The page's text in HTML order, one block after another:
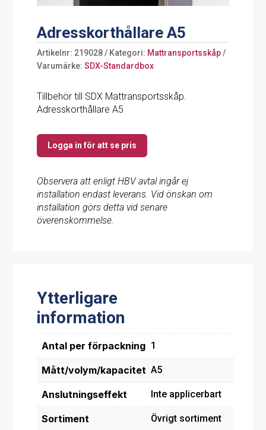
Adresskorthållare A5
Artikelnr: 219028 Kategori: Mattransportsskåp
Varumärke:SDX-Standardbox
Tillbehör till SDX Mattransportsskåp.
Adresskorthållare A5
Logga in för att se pris
Observera att enligt HBV avtal ingår ej
installation endast leverans. Vid önskan om
installation görs detta vid senare
överenskommelse.
Ytterligare
information
Antal per förpackning 1
Mått/volym/kapacitet A5
Anslutningseffekt Inte applicerbart
Sortiment Övrigt sortiment